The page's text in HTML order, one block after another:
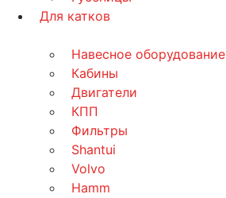
Для катков
Навесное оборудование
Кабины
Двигатели
КПП
Фильтры
Shantui
Volvo
Hamm